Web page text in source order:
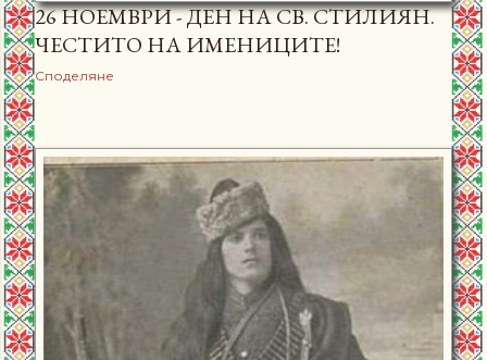
26 НОЕМВРИ - ДЕН НА СВ. СТИЛИЯН.
ЧЕСТИТО НА ИМЕНИЦИТЕ!
Споделяне